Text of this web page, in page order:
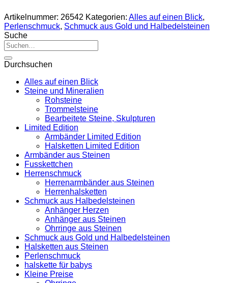
Artikelnummer: 26542 Kategorien: Alles auf einen Blick,
Perlenschmuck, Schmuck aus Gold und Halbedelsteinen
Suche
Suche
nach:
Durchsuchen
Alles auf einen Blick
Steine und Mineralien
Rohsteine
Trommelsteine
Bearbeitete Steine, Skulpturen
Limited Edition
Armbänder Limited Edition
Halsketten Limited Edition
Armbänder aus Steinen
Fusskettchen
Herrenschmuck
Herrenarmbänder aus Steinen
Herrenhalsketten
Schmuck aus Halbedelsteinen
Anhänger Herzen
Anhänger aus Steinen
Ohrringe aus Steinen
Schmuck aus Gold und Halbedelsteinen
Halsketten aus Steinen
Perlenschmuck
halskette für babys
Kleine Preise